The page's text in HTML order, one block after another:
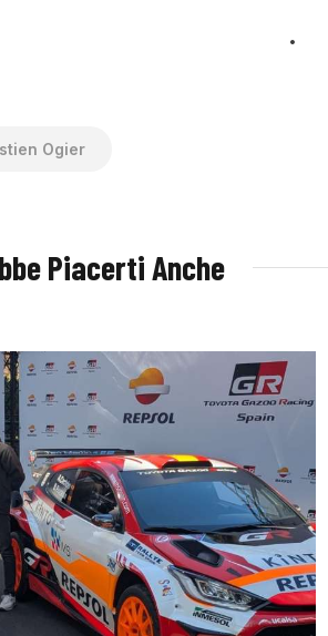
Ogier
Piacerti Anche